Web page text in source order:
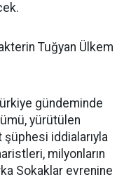
Tuğyan Ülkem
gündeminde
yürütülen
iddialarıyla
milyonların
Sokaklar evrenine